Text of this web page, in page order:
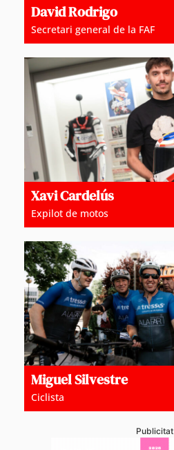
David Rodrigo
Secretari general de la FAF
Xavi Cardelús
Expilot de motos
Miguel Silvestre
Ciclista
Publicitat